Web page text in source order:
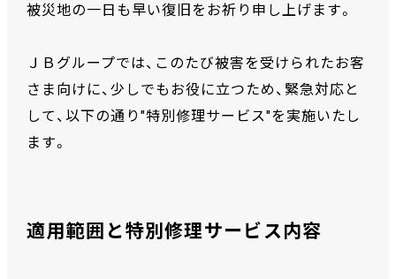
被災地の一日も早い復旧をお祈り申し上げます。
ＪＢグループでは、このたび被害を受けられたお客
さま向けに、少しでもお役に立つため、緊急対応と
して、以下の通り"特別修理サービス"を実施いたし
ます。
適用範囲と特別修理サービス内容